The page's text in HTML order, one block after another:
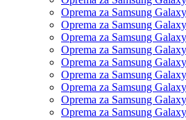
Oprema za Samsung
Oprema za Samsung
Oprema za Samsung
Oprema za Samsung
Oprema za Samsung
Oprema za Samsung
Oprema za Samsung
Oprema za Samsung
Oprema za Samsung